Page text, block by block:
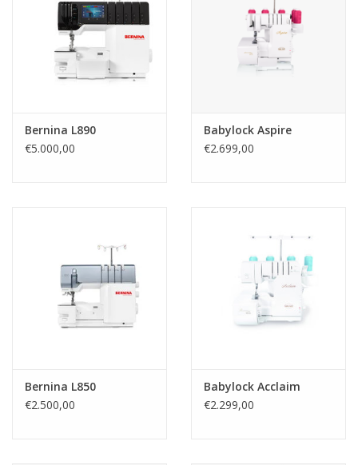
Breien en haken
Handwerk
Sale / Coupons
Guy's blog
Bernina L890
€5.000,00
Babylock Aspire
€2.699,00
Bernina L850
€2.500,00
Babylock Acclaim
€2.299,00